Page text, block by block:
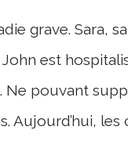
grave. Sara,
est
Ne pouvant
Aujourd’hui,